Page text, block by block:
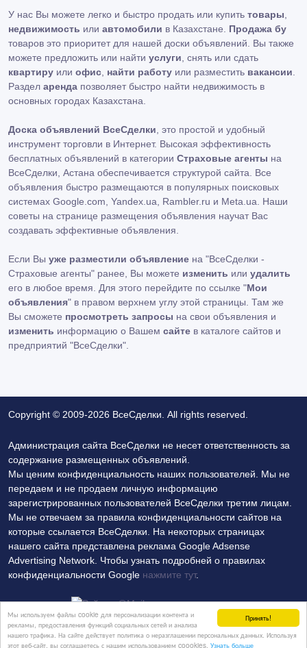
Принять!
Мы используем файлы cookie для персонализации контента и
рекламы, предоставления функций социальных сетей и анализа
нашего трафика. На сайте действует политика о неразглашении персональных данных. Используя
этот веб-сайт, вы соглашаетесь с нашим использованием coookies. Узнать больше
У нас Вы можете легко и быстро продать или купить товары
недвижимость или автомобили в Казахстане. Продажа бу
товаров это приоритет для нашей доски объявлений. Вы также
можете предложить или найти услуги , снять или сдать
квартиру или офис найти работу или разместить вакансии
Раздел аренда позволяет быстро найти недвижимость в
основных городах Казахстана.
Доска объявлений ВсеСделки , это простой и удобный
инструмент торговли в Интернет. Высокая эффективность
бесплатных объявлений в категории Страховые агенты на
ВсеСделки, Астана обеспечивается структурой сайта. Все
объявления быстро размещаются в популярных поисковых
системах Google.com, Yandex.ua, Rambler.ru и Meta.ua. Наши
советы на странице размещения объявления научат Вас
создавать эффективные объявления.
Если Вы уже разместили объявление на "ВсеСделки -
Страховые агенты" ранее, Вы можете изменить или удалить
его в любое время. Для этого перейдите по ссылке "Мои
объявления" в правом верхнем углу этой страницы. Там же
Вы сможете просмотреть запросы на свои объявления и
изменить информацию о Вашем сайте в каталоге сайтов и
предприятий "ВсеСделки".
Copyright © 2009-2026 ВсеСделки. All rights reserved.
Администрация сайта ВсеСделки не несет ответственность за
содержание размещенных объявлений.
Мы ценим конфиденциальность наших пользователей. Мы не
передаем и не продаем личную информацию
зарегистрированных пользователей ВсеСделки третим лицам.
Мы не отвечаем за правила конфиденциальности сайтов на
которые ссылается ВсеСделки. На некоторых страницах
нашего сайта представлена реклама Google Adsense
Advertising Network. Чтобы узнать подробней о правилах
конфиденциальности Google нажмите тут.
Политика конфиденциальности Контакты